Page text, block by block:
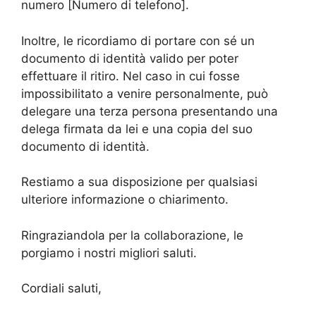
numero [Numero di telefono].
Inoltre, le ricordiamo di portare con sé un
documento di identità valido per poter
effettuare il ritiro. Nel caso in cui fosse
impossibilitato a venire personalmente, può
delegare una terza persona presentando una
delega firmata da lei e una copia del suo
documento di identità.
Restiamo a sua disposizione per qualsiasi
ulteriore informazione o chiarimento.
Ringraziandola per la collaborazione, le
porgiamo i nostri migliori saluti.
Cordiali saluti,